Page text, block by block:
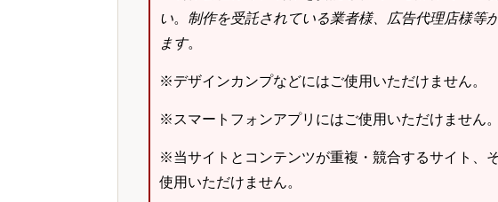
い。 制作を受託されている業者様、広告代理店様等
ます。
※デザインカンプなどにはご使用いただけません。
※スマートフォンアプリにはご使用いただけません。
※当サイトとコンテンツが重複・競合するサイト、
使用いただけません。